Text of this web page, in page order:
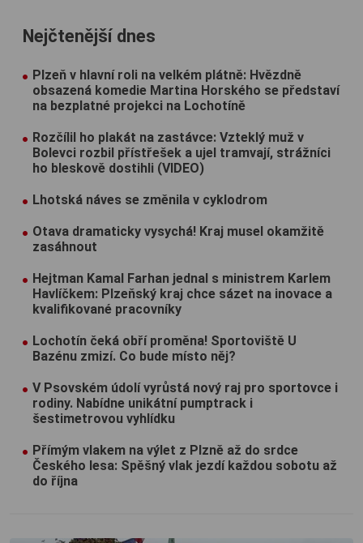
Nejčtenější dnes
Plzeň v hlavní roli na velkém plátně: Hvězdně
obsazená komedie Martina Horského se představí
na bezplatné projekci na Lochotíně
Rozčílil ho plakát na zastávce: Vzteklý muž v
Bolevci rozbil přístřešek a ujel tramvají, strážníci
ho bleskově dostihli (VIDEO)
Lhotská náves se změnila v cyklodrom
Otava dramaticky vysychá! Kraj musel okamžitě
zasáhnout
Hejtman Kamal Farhan jednal s ministrem Karlem
Havlíčkem: Plzeňský kraj chce sázet na inovace a
kvalifikované pracovníky
Lochotín čeká obří proměna! Sportoviště U
Bazénu zmizí. Co bude místo něj?
V Psovském údolí vyrůstá nový raj pro sportovce i
rodiny. Nabídne unikátní pumptrack i
šestimetrovou vyhlídku
Přímým vlakem na výlet z Plzně až do srdce
Českého lesa: Spěšný vlak jezdí každou sobotu až
do října